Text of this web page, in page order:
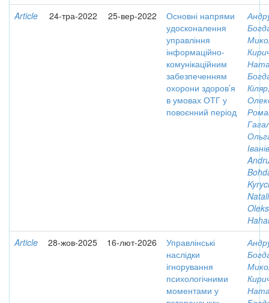
Article
24-тра-2022 25-вер-2022
Основні напрями
удосконалення
управління
інформаційно-
комунікаційним
забезпеченням
охорони здоров’я
в умовах ОТГ у
повоєнний період
Article
28-жов-2025 16-лют-2026
Управлінські
наслідки
ігнорування
психологічними
моментами у